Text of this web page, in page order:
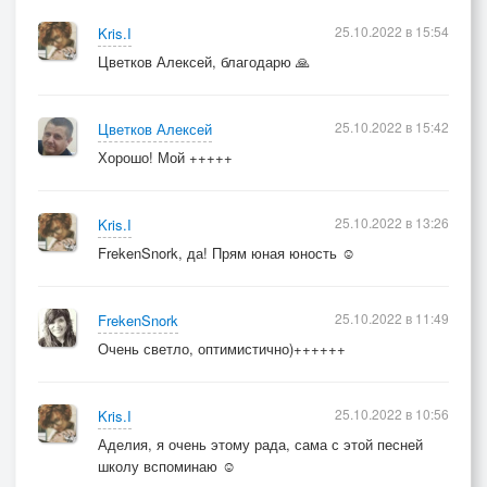
Kris.I
Цветков Алексей, благодарю 🙏
25.10.2022 в 15:54
Цветков Алексей
Хорошо! Мой +++++
25.10.2022 в 15:42
Kris.I
FrekenSnork, да! Прям юная юность ☺️
25.10.2022 в 13:26
FrekenSnork
Очень светло, оптимистично)++++++
25.10.2022 в 11:49
Kris.I
Аделия, я очень этому рада, сама с этой песней
школу вспоминаю ☺️
25.10.2022 в 10:56